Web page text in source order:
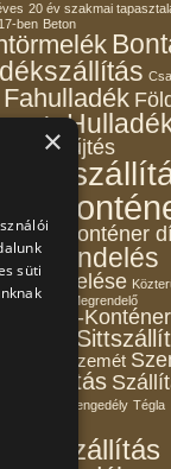
20 év szakmai
ben Beton
Fahulladék
Konténer
rendelése
Megrendelő
Pintér-Konténer
Szakipari szemét
engedély Tégla
×
süti